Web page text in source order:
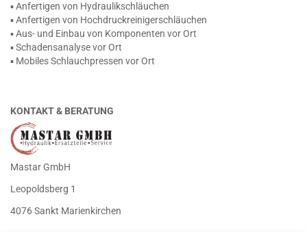
▪ Anfertigen von Hydraulikschläuchen
▪ Anfertigen von Hochdruckreinigerschläuchen
▪ Aus- und Einbau von Komponenten vor Ort
▪ Schadensanalyse vor Ort
▪ Mobiles Schlauchpressen vor Ort
KONTAKT & BERATUNG
Mastar GmbH
Leopoldsberg 1
4076 Sankt Marienkirchen